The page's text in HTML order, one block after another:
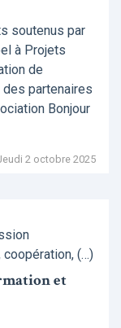
soutenus par
à Projets
de
des partenaires
Bonjour
2 octobre 2025
(…)
et